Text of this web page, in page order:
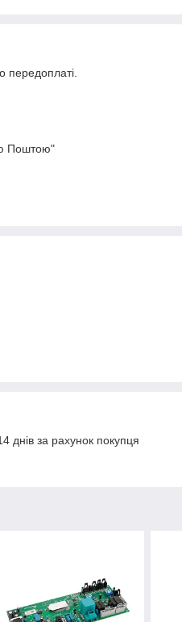
передоплаті.
Поштою"
днів за рахунок покупця